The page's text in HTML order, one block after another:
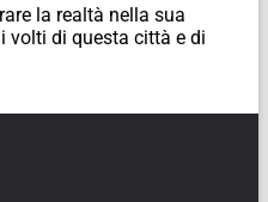
la realtà nella sua
volti di questa città e di